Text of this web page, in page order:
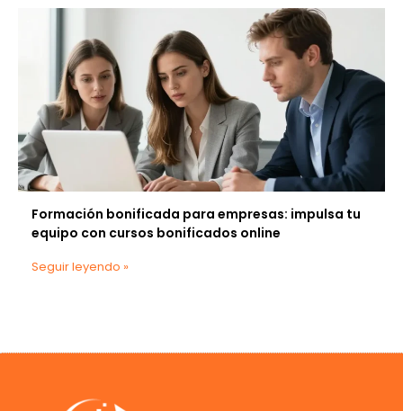
Formación bonificada para empresas: impulsa tu
equipo con cursos bonificados online
Seguir leyendo »